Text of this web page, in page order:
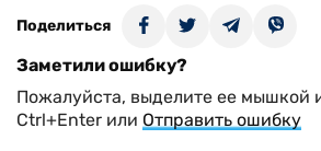
Поделиться
Заметили ошибку?
Пожалуйста, выделите ее мышкой
Ctrl+Enter или Отправить ошибку